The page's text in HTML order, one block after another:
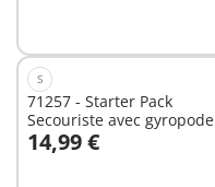
S
71257 - Starter Pack
Secouriste avec gyropode
14,99 €
Au panier